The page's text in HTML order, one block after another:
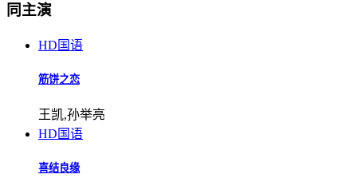
同主演
HD国语
筋饼之恋
王凯,孙举亮
HD国语
喜结良缘